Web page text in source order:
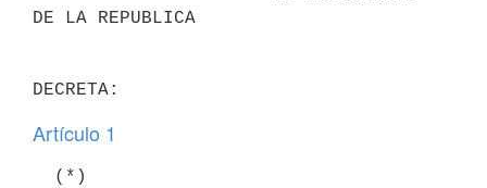
DE LA REPUBLICA
Artículo 1